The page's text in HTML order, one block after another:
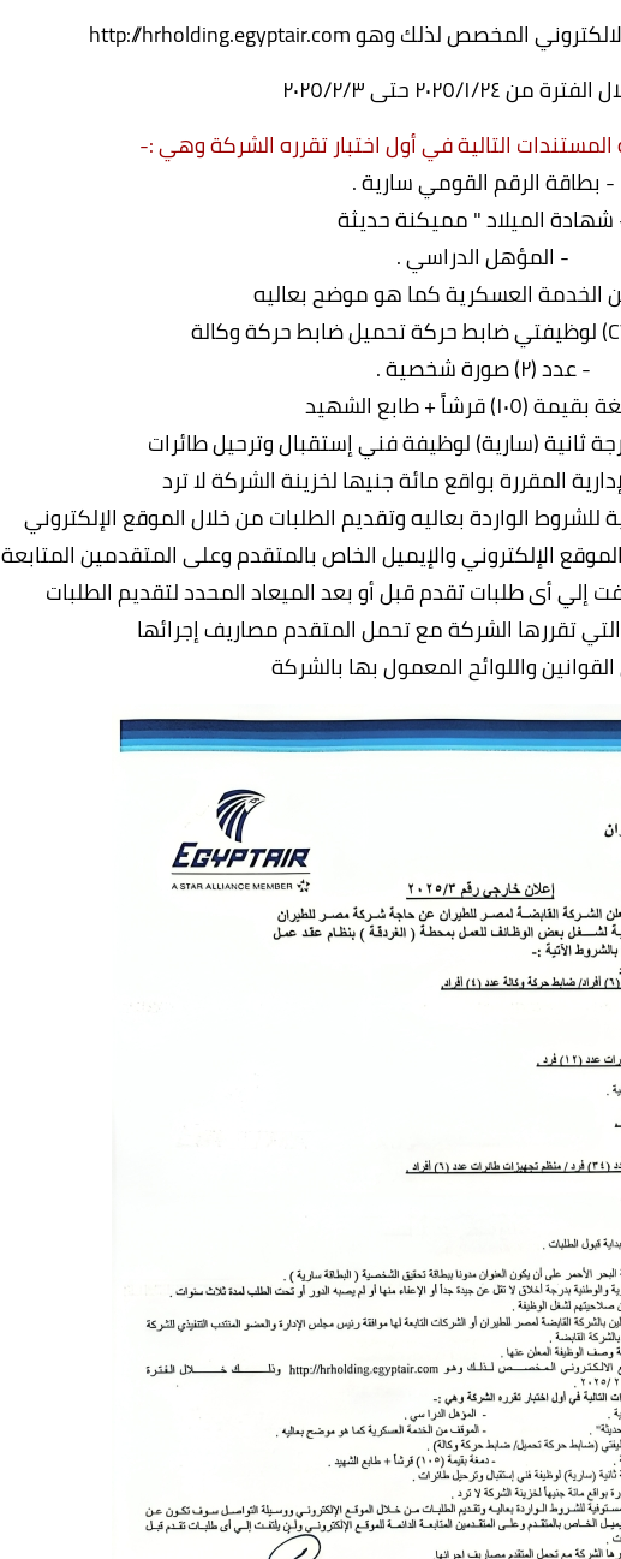
المخصص لذلك وهوhttp://hrholding.egyptair.com
من ۲۰۲٥/١/٢٤ حتى ٢٠٢٥/٢/٣
التالية في أول اختبار تقرره الشركة وهي :-
- بطاقة الرقم القومي سارية .
الميلاد " مميكنة حديثة
- المؤهل الدراسي .
الخدمة العسكرية كما هو موضح بعاليه
- عدد (۲) صورة شخصية .
(١٠٥) قرشاً + طابع الشهيد
ثانية (سارية) لوظيفة فني إستقبال وترحيل طائرات
المقررة بواقع مائة جنيها لخزينة الشركة لا ترد
الواردة بعاليه وتقديم الطلبات من خلال الموقع الإلكتروني
الإلكتروني والإيميل الخاص بالمتقدم وعلى المتقدمين المتابعة
إلي أى طلبات تقدم قبل أو بعد الميعاد المحدد لتقديم الطلبات
التي تقررها الشركة مع تحمل المتقدم مصاريف إجرائها
واللوائح المعمول بها بالشركة